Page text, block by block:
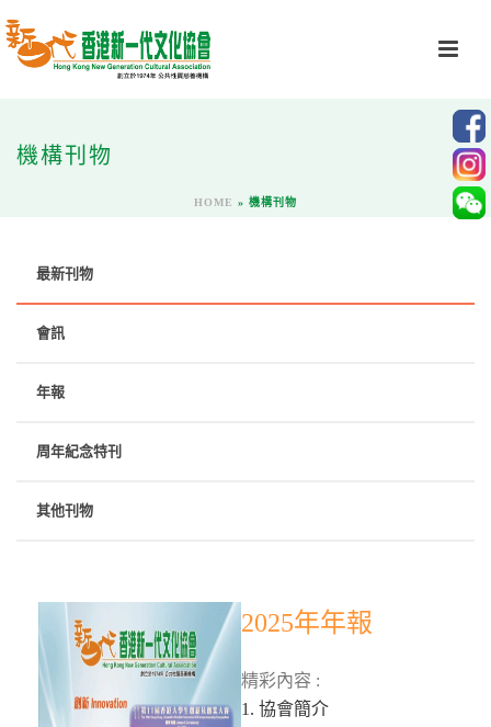
機構刊物
HOME » 機構刊物
最新刊物
會訊
年報
周年紀念特刊
其他刊物
2025年年報
精彩內容 :
1. 協會簡介